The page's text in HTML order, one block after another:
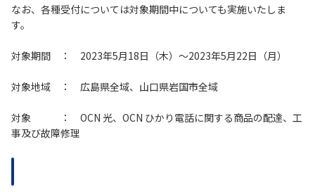
お問い合わせ
履歴・お気に入り
お知らせ サポートサイトの使い方
NTTドコモビジネスのお客さ
なお、各種受付については対象期間中についても実施いたしま
す。
対象期間 ： 2023年5月18日（木）～2023年5月22日（月）
対象地域 ： 広島県全域、山口県岩国市全域
対象 ： OCN 光、OCN ひかり電話に関する商品の配達、工
事及び故障修理